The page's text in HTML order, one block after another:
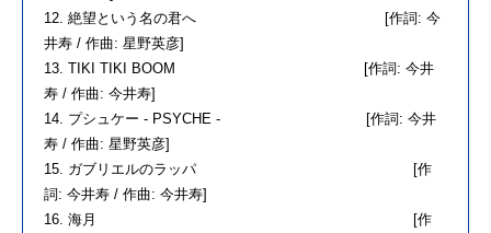
12. 絶望という名の君へ [作詞: 今
井寿 / 作曲: 星野英彦]
13. TIKI TIKI BOOM [作詞: 今井
寿 / 作曲: 今井寿]
14. プシュケー - PSYCHE - [作詞: 今井
寿 / 作曲: 星野英彦]
15. ガブリエルのラッパ [作
詞: 今井寿 / 作曲: 今井寿]
16. 海月 [作